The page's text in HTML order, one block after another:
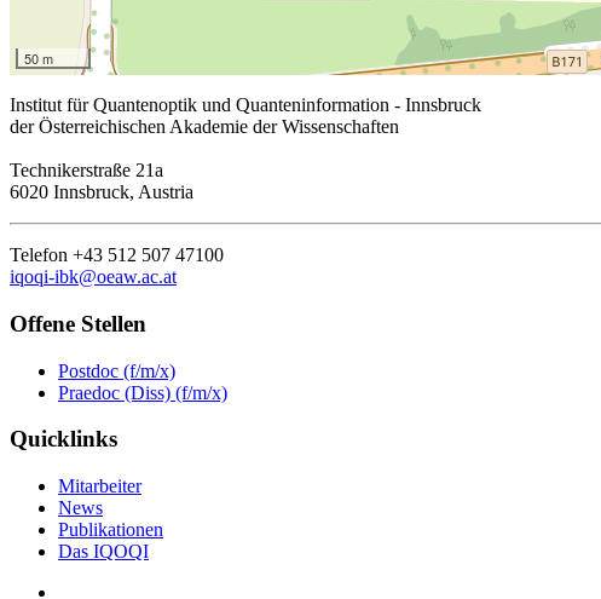
50 m
Institut für Quantenoptik und Quanteninformation - Innsbruck
der Österreichischen Akademie der Wissenschaften
Technikerstraße 21a
6020 Innsbruck, Austria
Telefon +43 512 507 47100
iqoqi-ibk@oeaw.ac.at
Offene Stellen
Postdoc (f/m/x)
Praedoc (Diss) (f/m/x)
Quicklinks
Mitarbeiter
News
Publikationen
Das IQOQI